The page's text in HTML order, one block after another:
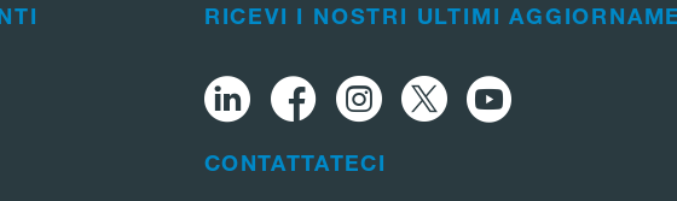
RICEVI I NOSTRI ULTIMI
CONTATTATECI